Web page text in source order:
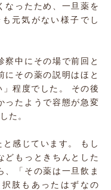
なったため、一旦薬を
元気がない様子でし
察中にその場で前回と
にその薬の説明はほと
程度でした。 その後
ったようで容態が急変
た。
感じています。 もし
どもっときちんとした
、「その薬は一旦飲ま
肢もあったはずなの